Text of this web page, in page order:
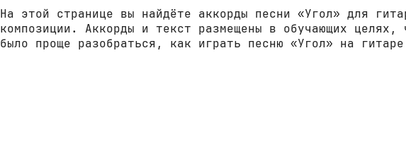
На этой странице вы найдёте аккорды песни «Угол» для
композиции. Аккорды и текст размещены в обучающих целях,
было проще разобраться, как играть песню «Угол» на